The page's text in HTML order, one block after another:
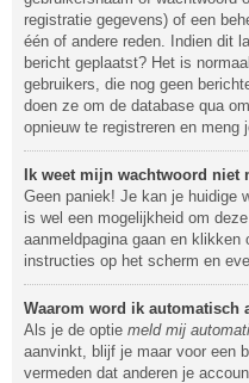
registratie gegevens) of een
één of andere reden. Indien dit
bericht geplaatst? Het is
gebruikers, die nog geen
doen ze om de database qua
opnieuw te registreren en meng
Ik weet mijn wachtwoord niet
Geen paniek! Je kan je huidige
is wel een mogelijkheid om
aanmeldpagina gaan en klikken
instructies op het scherm en
Waarom word ik automatisch
Als je de optie meld mij
aanvinkt, blijf je maar voor een
vermeden dat anderen je